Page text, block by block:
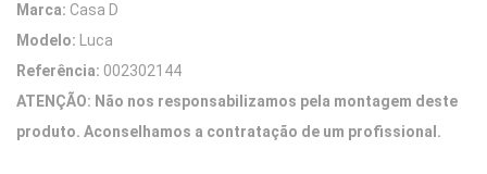
Marca: Casa D
Modelo:
Luca
Referência: 002302144
ATENÇÃO: Não nos responsabilizamos pela montagem deste
produto. Aconselhamos a contratação de um profissional.